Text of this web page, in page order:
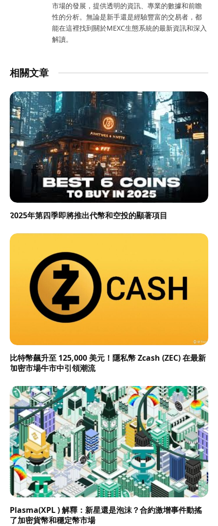
市場的發展，提供透明的資訊、專業的數據和前瞻
性的分析。無論是新手還是經驗豐富的交易者，都
能在這裡找到關於MEXC生態系統的最新資訊和深入
解讀。
相關文章
2025年第四季即將推出代幣和空投的顯著項目
比特幣飆升至 125,000 美元！隱私幣 Zcash (ZEC) 在最新
加密市場牛市中引領潮流
Plasma(XPL ) 解釋：新星還是泡沫？合約激增事件動搖
了加密貨幣和穩定幣市場